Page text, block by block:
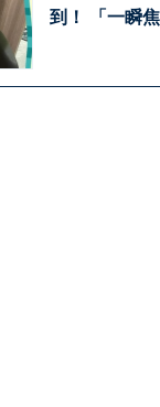
到！ 「一瞬